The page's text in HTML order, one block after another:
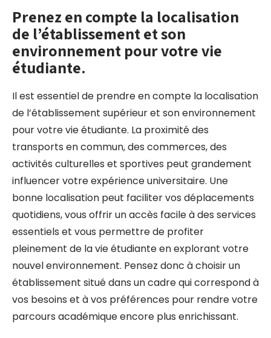
Prenez en compte la localisation
de l’établissement et son
environnement pour votre vie
étudiante.
Il est essentiel de prendre en compte la localisation
de l’établissement supérieur et son environnement
pour votre vie étudiante. La proximité des
transports en commun, des commerces, des
activités culturelles et sportives peut grandement
influencer votre expérience universitaire. Une
bonne localisation peut faciliter vos déplacements
quotidiens, vous offrir un accès facile à des services
essentiels et vous permettre de profiter
pleinement de la vie étudiante en explorant votre
nouvel environnement. Pensez donc à choisir un
établissement situé dans un cadre qui correspond à
vos besoins et à vos préférences pour rendre votre
parcours académique encore plus enrichissant.